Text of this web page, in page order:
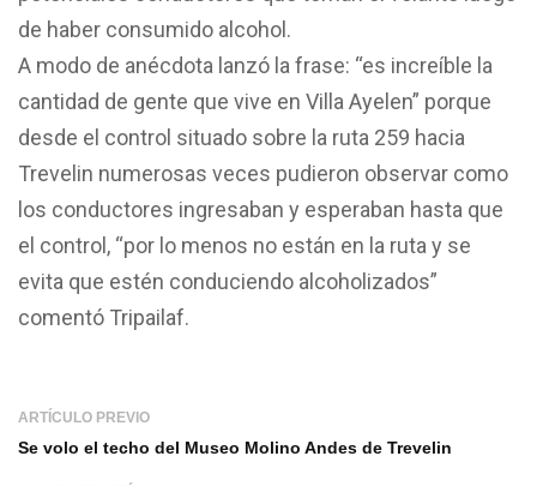
de haber consumido alcohol.
A modo de anécdota lanzó la frase: “es increíble la
cantidad de gente que vive en Villa Ayelen” porque
desde el control situado sobre la ruta 259 hacia
Trevelin numerosas veces pudieron observar como
los conductores ingresaban y esperaban hasta que
el control, “por lo menos no están en la ruta y se
evita que estén conduciendo alcoholizados”
comentó Tripailaf.
ARTÍCULO PREVIO
Se volo el techo del Museo Molino Andes de Trevelin